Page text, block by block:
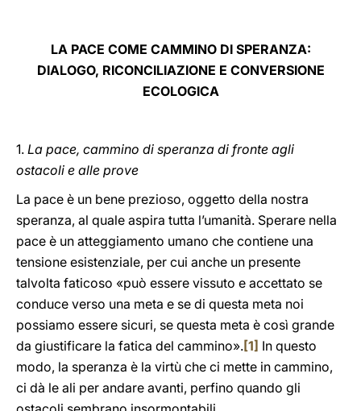
LA PACE COME CAMMINO DI SPERANZA:
DIALOGO, RICONCILIAZIONE E CONVERSIONE
ECOLOGICA
1. La pace, cammino di speranza di fronte agli
ostacoli e alle prove
La pace è un bene prezioso, oggetto della nostra
speranza, al quale aspira tutta l’umanità. Sperare nella
pace è un atteggiamento umano che contiene una
tensione esistenziale, per cui anche un presente
talvolta faticoso «può essere vissuto e accettato se
conduce verso una meta e se di questa meta noi
possiamo essere sicuri, se questa meta è così grande
da giustificare la fatica del cammino».[1] In questo
modo, la speranza è la virtù che ci mette in cammino,
ci dà le ali per andare avanti, perfino quando gli